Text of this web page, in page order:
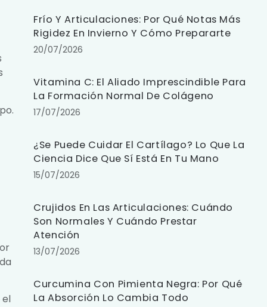
el
Frío Y Articulaciones: Por Qué Notas Más
Rigidez En Invierno Y Cómo Prepararte
20/07/2026
Vitamina C: El Aliado Imprescindible Para
La Formación Normal De Colágeno
17/07/2026
¿Se Puede Cuidar El Cartílago? Lo Que La
Ciencia Dice Que Sí Está En Tu Mano
15/07/2026
Crujidos En Las Articulaciones: Cuándo
Son Normales Y Cuándo Prestar
Atención
13/07/2026
Curcumina Con Pimienta Negra: Por Qué
La Absorción Lo Cambia Todo